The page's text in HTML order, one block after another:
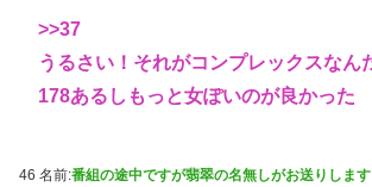
>>37
うるさい！それがコンプレックスなん
178あるしもっと女ぽいのが良かった
46 名前:番組の途中ですが翡翠の名無しがお送りします